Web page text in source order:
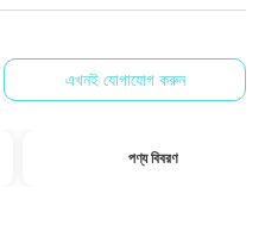
এখনই যোগাযোগ করুন
পণ্য বিবরণ